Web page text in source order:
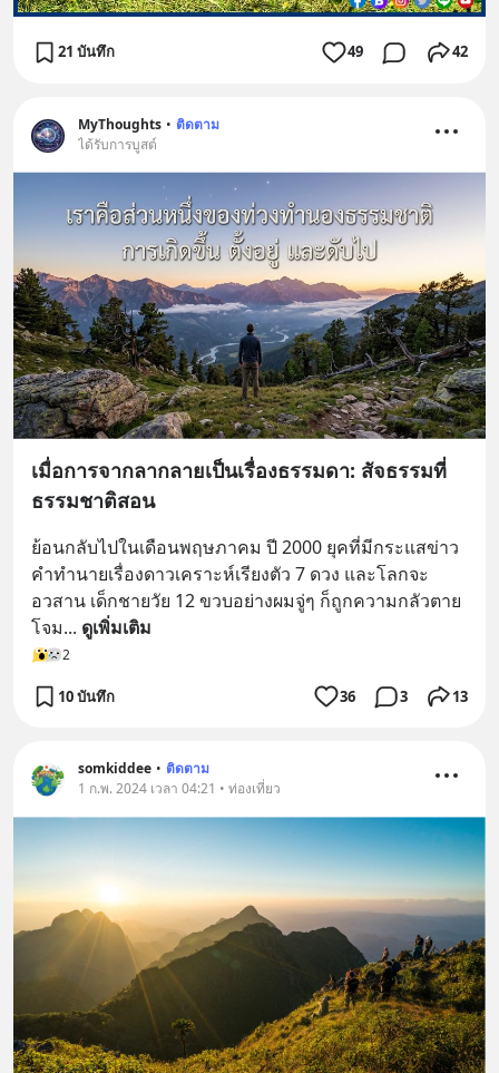
21 บันทึก 49 42
MyThoughts • ติดตาม
ได้รับการบูสต์
เมื่อการจากลากลายเป็นเรื่องธรรมดา: สัจธรรมที่
ธรรมชาติสอน
ย้อนกลับไปในเดือนพฤษภาคม ปี 2000 ยุคที่มีกระแสข่าว
คำทำนายเรื่องดาวเคราะห์เรียงตัว 7 ดวง และโลกจะ
อวสาน เด็กชายวัย 12 ขวบอย่างผมจู่ๆ ก็ถูกความกลัวตาย
โจม... ดูเพิ่มเติม
2
10 บันทึก 36 3 13
somkiddee • ติดตาม
1 ก.พ. 2024 เวลา 04:21 • ท่องเที่ยว